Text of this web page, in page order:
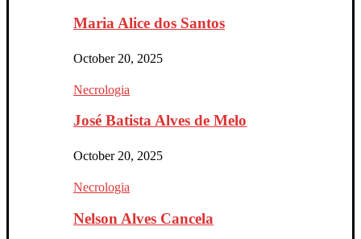
Maria Alice dos Santos
October 20, 2025
Necrologia
José Batista Alves de Melo
October 20, 2025
Necrologia
Nelson Alves Cancela